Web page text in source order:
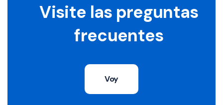
Visite las preguntas
frecuentes
Voy